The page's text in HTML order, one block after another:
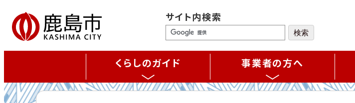
サイト内検索
くらしのガイド 事業者の方へ